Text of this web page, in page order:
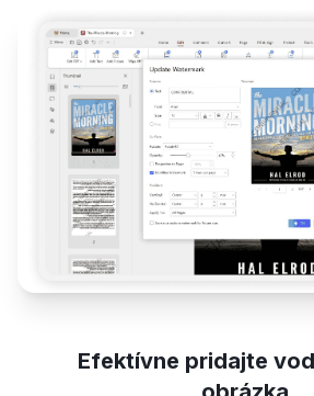
Efektívne pridajte